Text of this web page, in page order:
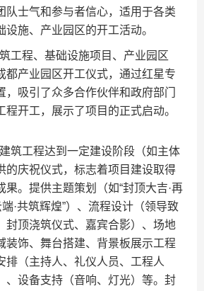
队士气和参与者信心，适用于各类
设施、产业园区的开工活动。
工程、基础设施项目、产业园区
都产业园区开工仪式，通过红星专
，吸引了众多合作伙伴和政府部门
程开工，展示了项目的正式启动。
筑工程达到一定建设阶段（如主体
的庆祝仪式，标志着项目建设取得
果。提供主题策划（如“封顶大吉·再
端·共筑辉煌”）、流程设计（领导致
封顶浇筑仪式、嘉宾合影）、场地
装饰、舞台搭建、背景板展示工程
排（主持人、礼仪人员、工程人
、设备支持（音响、灯光）等。封